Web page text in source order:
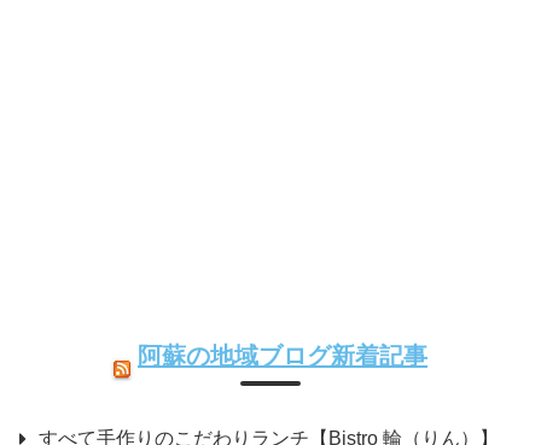
阿蘇の地域ブログ新着記事
すべて手作りのこだわりランチ【Bistro 輪（りん）】